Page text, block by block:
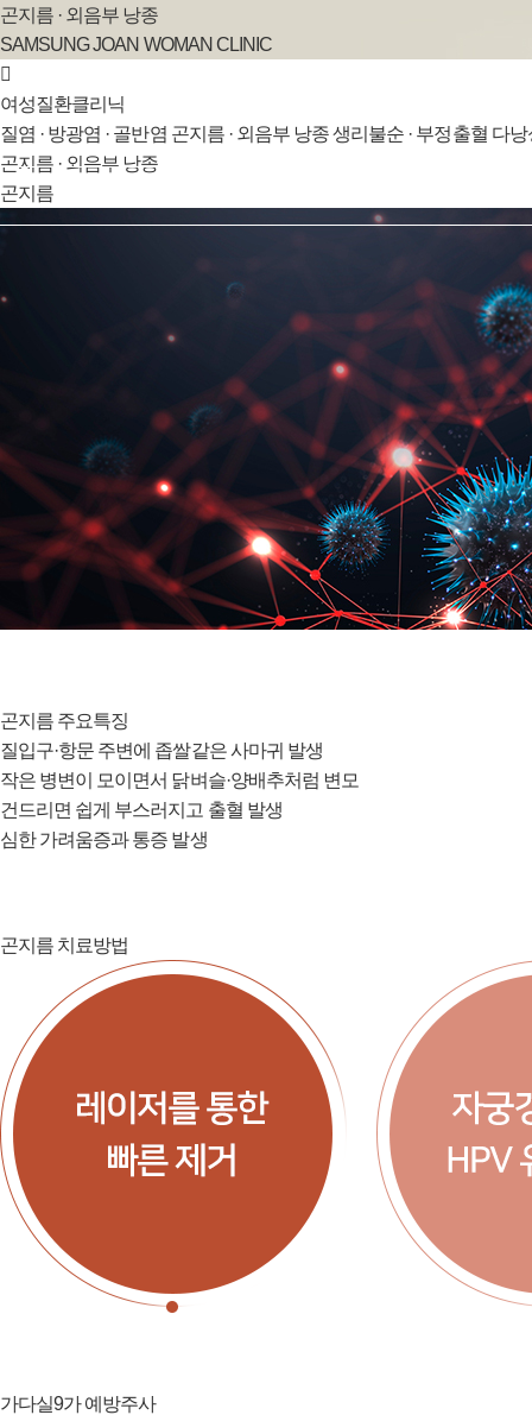
곤지름 · 외음부 낭종
SAMSUNG JOAN WOMAN CLINIC
여성질환클리닉
질염 · 방광염 · 골반염 곤지름 · 외음부 낭종생리불순 · 부정출혈 다낭
곤지름 · 외음부 낭종
곤지름
곤지름 주요특징
질입구·항문 주변에 좁쌀같은 사마귀 발생
작은 병변이 모이면서 닭벼슬·양배추처럼 변모
건드리면 쉽게 부스러지고 출혈 발생
심한 가려움증과 통증 발생
곤지름 치료방법
가다실9가 예방주사